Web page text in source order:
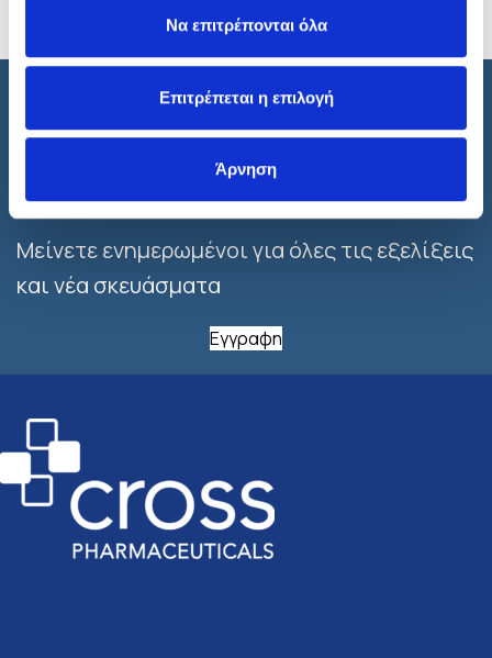
Να επιτρέπονται όλα
Επιτρέπεται η επιλογή
Άρνηση
Εγγραφτείτε στο
Newsletter
Μείνετε ενημερωμένοι για όλες τις εξελίξεις
και νέα σκευάσματα
Εγγραφη